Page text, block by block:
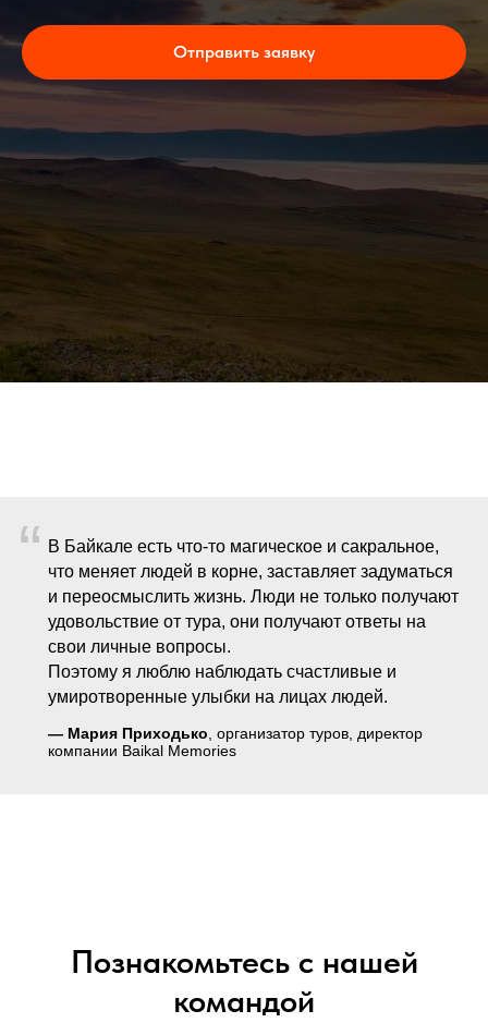
Отправить заявку
“ В Байкале есть что-то магическое и сакральное,
что меняет людей в корне, заставляет задуматься
и переосмыслить жизнь. Люди не только получают
удовольствие от тура, они получают ответы на
свои личные вопросы.
Поэтому я люблю наблюдать счастливые и
умиротворенные улыбки на лицах людей.
— Мария Приходько, организатор туров, директор
компании Baikal Memories
Познакомьтесь с нашей
командой